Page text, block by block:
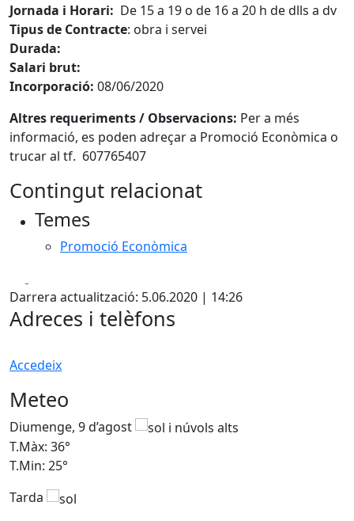
Jornada i Horari: De 15 a 19 o de 16 a 20 h de dlls a dv
Tipus de Contracte: obra i servei
Durada:
Salari brut:
Incorporació: 08/06/2020
Altres requeriments / Observacions: Per a més
informació, es poden adreçar a Promoció Econòmica o
trucar al tf. 607765407
Contingut relacionat
Temes
Promoció Econòmica
Darrera actualització: 5.06.2020 | 14:26
Adreces i telèfons
Accedeix
Meteo
Diumenge, 9 d’agost
T.Màx: 36°
T.Min: 25°
Tarda